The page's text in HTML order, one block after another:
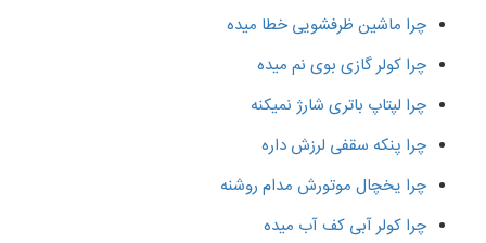
چرا ماشین ظرفشویی خطا میده
چرا کولر گازی بوی نم میده
چرا لپتاپ باتری شارژ نمیکنه
چرا پنکه سقفی لرزش داره
چرا یخچال موتورش مدام روشنه
چرا کولر آبی کف آب میده